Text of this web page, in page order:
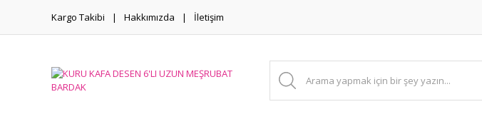
Kargo Takibi Hakkımızda İletişim